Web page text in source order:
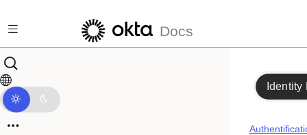
Docs
Identity